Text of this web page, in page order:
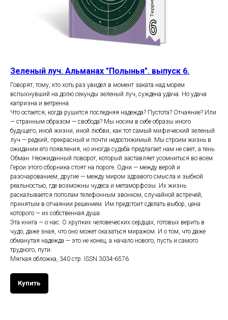
Зеленый луч. Альманах "Полынья". выпуск 6.
Говорят, тому, кто хоть раз увидел в момент заката над морем
вспыхнувший на долю секунды зеленый луч, суждена удача. Но удача
капризна и ветренна.
Что остается, когда рушится последняя надежда? Пустота? Отчаяние? Или
— странным образом — свобода? Мы носим в себе образы иного
будущего, иной жизни, иной любви, как тот самый мифический зеленый
луч — редкий, прекрасный и почти недостижимый. Мы строим жизнь в
ожидании его появления, но иногда судьба предлагает нам не свет, а тень.
Обман. Неожиданный поворот, который заставляет усомниться во всем.
Герои этого сборника стоят на пороге. Одни — между верой и
разочарованием, другие — между миром здравого смысла и зыбкой
реальностью, где возможны чудеса и метаморфозы. Их жизнь
раскалывается пополам телефонным звонком, случайной встречей,
принятым в отчаянии решением. Им предстоит сделать выбор, цена
которого — их собственная душа.
Эта книга — о нас. О хрупких человеческих сердцах, готовых верить в
чудо, даже зная, что оно может оказаться миражом. И о том, что даже
обманутая надежда — это не конец, а начало нового, пусть и самого
трудного, пути.
Мягкая обложка, 340 стр. ISSN 3034-6576
Купить